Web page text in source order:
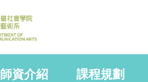
師資介紹 課程規劃